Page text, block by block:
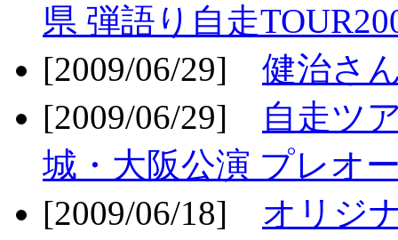
県 弾語り自走
[2009/06/29] 健治さ
[2009/06/29]
自走ツ
城・大阪公演 プレオ
[2009/06/18] オリジ